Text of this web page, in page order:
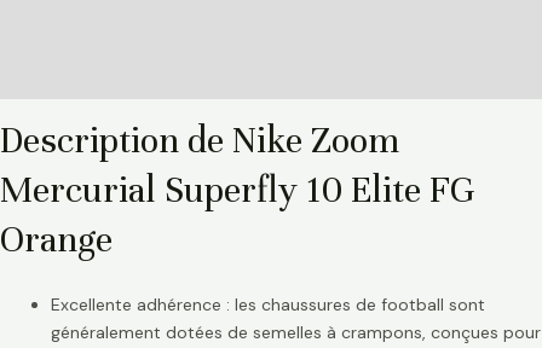
Description de Nike Zoom
Mercurial Superfly 10 Elite FG
Orange
Excellente adhérence : les chaussures de football sont
généralement dotées de semelles à crampons, conçues pour